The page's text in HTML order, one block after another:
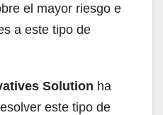
el mayor riesgo e
a este tipo de
Solution ha
este tipo de